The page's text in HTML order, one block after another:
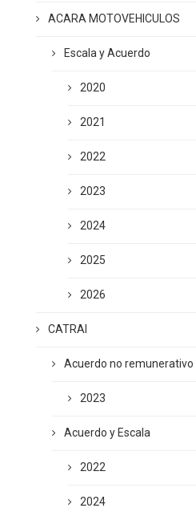
ACARA MOTOVEHICULOS
Escala y Acuerdo
2020
2021
2022
2023
2024
2025
2026
CATRAI
Acuerdo no remunerativo
2023
Acuerdo y Escala
2022
2024